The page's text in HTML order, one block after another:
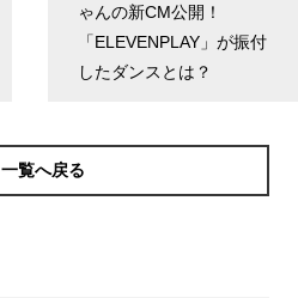
ゃんの新CM公開！
「ELEVENPLAY」が振付
したダンスとは？
一覧へ戻る